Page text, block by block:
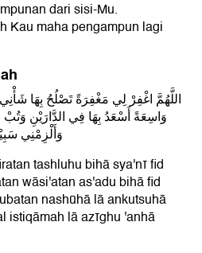
dari sisi-Mu.
Kau maha pengampun lagi
اللَّهُمَّ اغْفِرْ لِي مَغْفِرَةً تَصْلُحُ بِهَا
وَاسِعَةً أَسْعَدُ بِهَا فِي الدَّارَيْنِ وَتُبْ
وَأَلْزِمْنِي
tashluhu bihā sya'nī fid
wāsi'atan as'adu bihā fid
nashūhā lā ankutsuhā
istiqāmah lā azīghu 'anhā